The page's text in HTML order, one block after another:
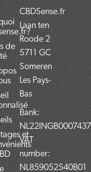
CBDSense.fr
Laan ten
Roode 2
5711 GC
Someren
Les Pays-
Bas
Bank:
VAT
number:
NL859052540B01
de
et